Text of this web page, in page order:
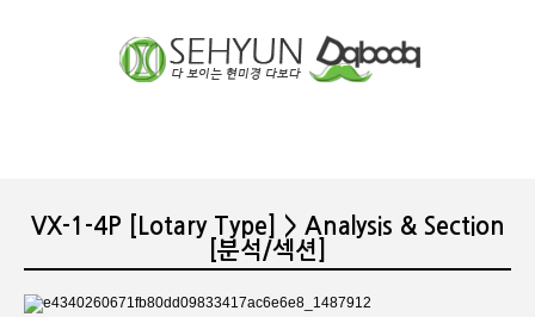
VX-1-4P [Lotary Type] > Analysis & Section
[분석/섹션]